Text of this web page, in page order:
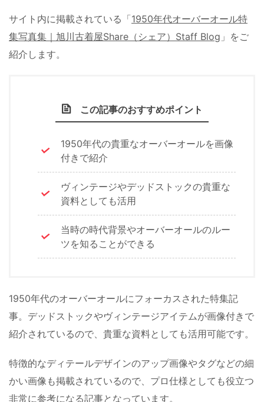
サイト内に掲載されている「1950年代オーバーオール特
集写真集｜旭川古着屋Share（シェア）Staff Blog 」をご
紹介します。
この記事のおすすめポイント
1950年代の貴重なオーバーオールを画像
付きで紹介
ヴィンテージやデッドストックの貴重な
資料としても活用
当時の時代背景やオーバーオールのルー
ツを知ることができる
1950年代のオーバーオールにフォーカスされた特集記
事。デッドストックやヴィンテージアイテムが画像付きで
紹介されているので、貴重な資料としても活用可能です。
特徴的なディテールデザインのアップ画像やタグなどの細
かい画像も掲載されているので、プロ仕様としても役立つ
非常に参考になる記事となっています。